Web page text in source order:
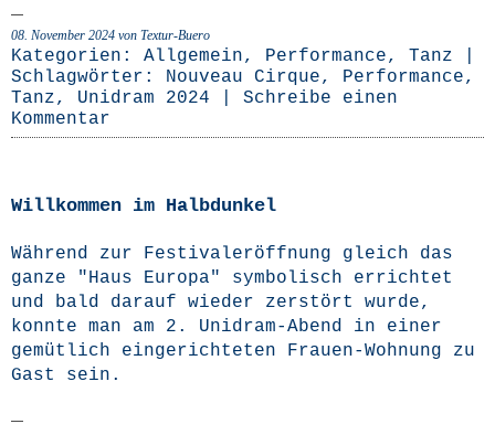
08. November 2024 von Textur-Buero
Kategorien: Allgemein, Performance, Tanz
Schlagwörter: Nouveau Cirque, Performance,
Tanz, Unidram 2024
Schreibe einen
Kommentar
Willkommen im Halbdunkel
Wäh­rend zur Fes­ti­val­er­öff­nung gleich das
gan­ze "Haus Euro­pa" sym­bo­lisch errich­tet
und bald dar­auf wie­der zer­stört wur­de,
konn­te man am 2. Uni­­dram-Abend in einer
gemüt­lich ein­ge­rich­te­ten Frau­en-Woh­­nung zu
Gast sein.